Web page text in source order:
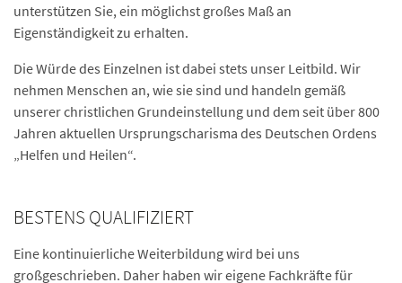
unterstützen Sie, ein möglichst großes Maß an
Eigenständigkeit zu erhalten.
Die Würde des Einzelnen ist dabei stets unser Leitbild. Wir
nehmen Menschen an, wie sie sind und handeln gemäß
unserer christlichen Grundeinstellung und dem seit über 800
Jahren aktuellen Ursprungscharisma des Deutschen Ordens
„Helfen und Heilen“.
BESTENS QUALIFIZIERT
Eine kontinuierliche Weiterbildung wird bei uns
großgeschrieben. Daher haben wir eigene Fachkräfte für